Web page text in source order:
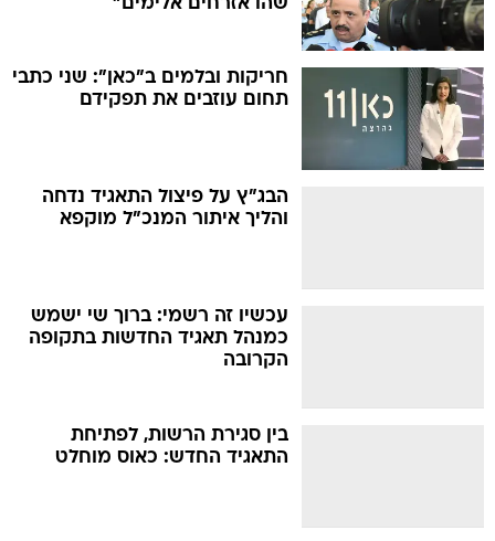
חריקות ובלמים ב"כאן": שני כתבי
תחום עוזבים את תפקידם
הבג"ץ על פיצול התאגיד נדחה 
והליך איתור המנכ"ל מוקפא
עכשיו זה רשמי: ברוך שי ישמש
כמנהל תאגיד החדשות בתקופה
הקרובה
בין סגירת הרשות, לפתיחת
התאגיד החדש: כאוס מוחלט